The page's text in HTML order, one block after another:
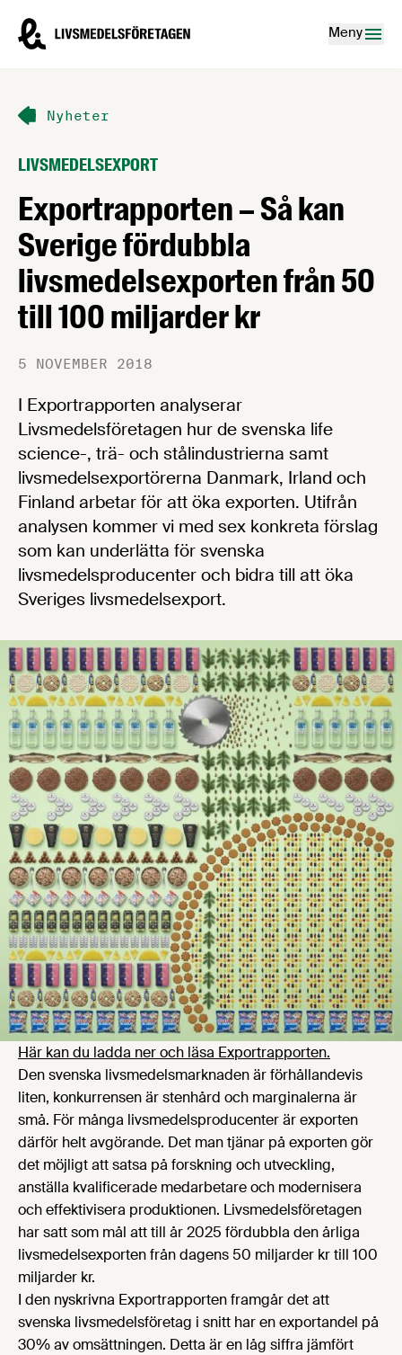
Livsmedelsföretagen – till startsidan
Meny
Nyheter
LIVSMEDELSEXPORT
Exportrapporten – Så kan
Sverige fördubbla
livsmedelsexporten från 50
till 100 miljarder kr
5 NOVEMBER 2018
I Exportrapporten analyserar
Livsmedelsföretagen hur de svenska life
science-, trä- och stålindustrierna samt
livsmedelsexportörerna Danmark, Irland och
Finland arbetar för att öka exporten. Utifrån
analysen kommer vi med sex konkreta förslag
som kan underlätta för svenska
livsmedelsproducenter och bidra till att öka
Sveriges livsmedelsexport.
Här kan du ladda ner och läsa Exportrapporten.
Den svenska livsmedelsmarknaden är förhållandevis
liten, konkurrensen är stenhård och marginalerna är
små. För många livsmedelsproducenter är exporten
därför helt avgörande. Det man tjänar på exporten gör
det möjligt att satsa på forskning och utveckling,
anställa kvalificerade medarbetare och modernisera
och effektivisera produktionen. Livsmedelsföretagen
har satt som mål att till år 2025 fördubbla den årliga
livsmedelsexporten från dagens 50 miljarder kr till 100
miljarder kr.
I den nyskrivna Exportrapporten framgår det att
svenska livsmedelsföretag i snitt har en exportandel på
30% av omsättningen. Detta är en låg siffra jämfört